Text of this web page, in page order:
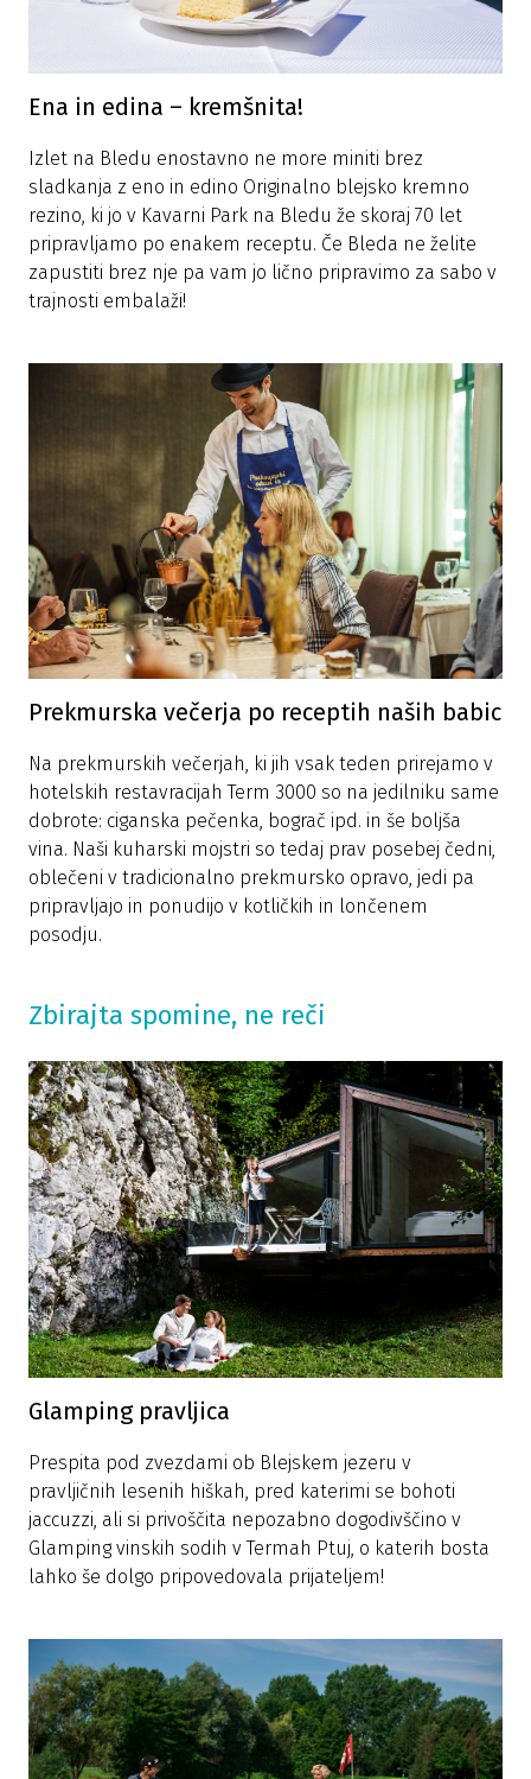
Ena in edina – kremšnita!
Izlet na Bledu enostavno ne more miniti brez
sladkanja z eno in edino Originalno blejsko kremno
rezino, ki jo v Kavarni Park na Bledu že skoraj 70 let
pripravljamo po enakem receptu. Če Bleda ne želite
zapustiti brez nje pa vam jo lično pripravimo za sabo v
trajnosti embalaži!
Prekmurska večerja po receptih naših babic
Na prekmurskih večerjah, ki jih vsak teden prirejamo v
hotelskih restavracijah Term 3000 so na jedilniku same
dobrote: ciganska pečenka, bograč ipd. in še boljša
vina. Naši kuharski mojstri so tedaj prav posebej čedni,
oblečeni v tradicionalno prekmursko opravo, jedi pa
pripravljajo in ponudijo v kotličkih in lončenem
posodju.
Zbirajta spomine, ne reči
Glamping pravljica
Prespita pod zvezdami ob Blejskem jezeru v
pravljičnih lesenih hiškah, pred katerimi se bohoti
jaccuzzi, ali si privoščita nepozabno dogodivščino v
Glamping vinskih sodih v Termah Ptuj, o katerih bosta
lahko še dolgo pripovedovala prijateljem!